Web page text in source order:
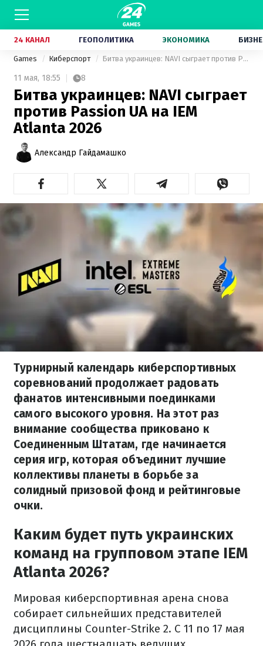
24 КАНАЛ ГЕОПОЛИТИКА ЭКОНОМИКА
Games Киберспорт Битва украинцев: NAVI сыграет против Passion UA на IEM Atlanta 2026
11 мая, 18:55 8
Битва украинцев: NAVI сыграет
против Passion UA на IEM
Atlanta 2026
Александр Гайдамашко
Турнирный календарь киберспортивных
соревнований продолжает радовать
фанатов интенсивными поединками
самого высокого уровня. На этот раз
внимание сообщества приковано к
Соединенным Штатам, где начинается
серия игр, которая объединит лучшие
коллективы планеты в борьбе за
солидный призовой фонд и рейтинговые
очки.
Каким будет путь украинских
команд на групповом этапе IEM
Atlanta 2026?
Мировая киберспортивная арена снова
собирает сильнейших представителей
дисциплины Counter-Strike 2. С 11 по 17 мая